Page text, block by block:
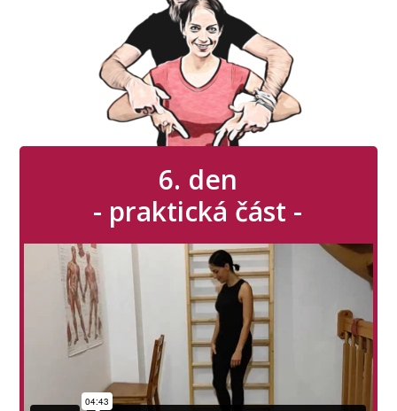
6. den
- praktická část -